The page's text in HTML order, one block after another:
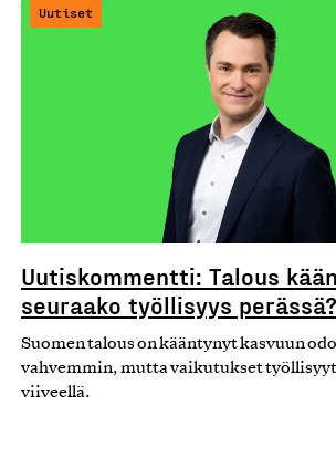
Uutiset
Uutiskommentti: Talous
seuraako työllisyys perässä?
Suomen talous on kääntynyt kasvuun
vahvemmin, mutta vaikutukset
viiveellä.